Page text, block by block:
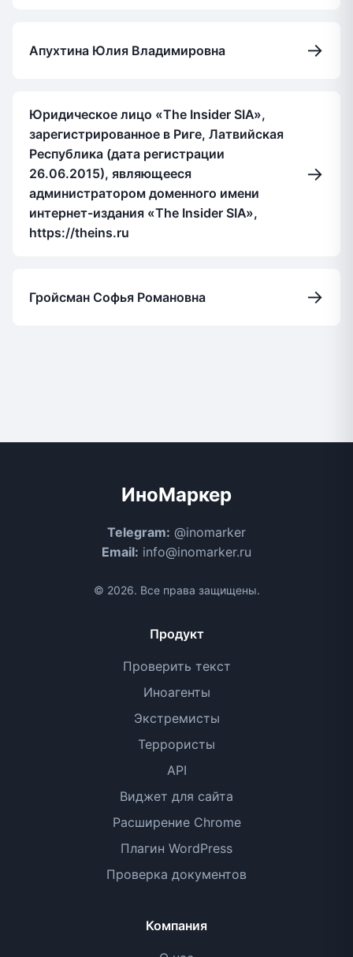
Апухтина Юлия Владимировна →
Юридическое лицо «The Insider SIA»,
зарегистрированное в Риге, Латвийская
Республика (дата регистрации
26.06.2015), являющееся
администратором доменного имени
интернет-издания «The Insider SIA»,
https://theins.ru
→
Гройсман Софья Романовна →
ИноМаркер
Telegram: @inomarker
Email: info@inomarker.ru
© 2026. Все права защищены.
Продукт
Проверить текст
Иноагенты
Экстремисты
Террористы
API
Виджет для сайта
Расширение Chrome
Плагин WordPress
Проверка документов
Компания